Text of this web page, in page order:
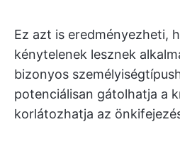
Ez azt is eredményezheti,
kénytelenek lesznek
bizonyos
potenciálisan gátolhatja a
korlátozhatja az